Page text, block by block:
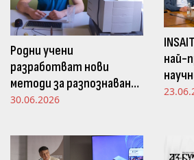
Родни учени
разработват нови
методи за разпознаване
и следене на емоциите
погледа
30.06.2026
най-